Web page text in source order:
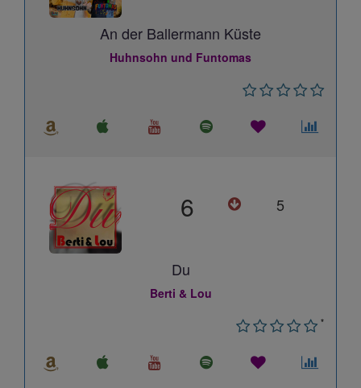
An der Ballermann Küste
Huhnsohn und Funtomas
6 5
Du
Berti & Lou
*